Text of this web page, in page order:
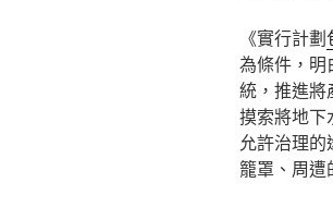
《實行計劃
為條件，明
統，推進將
摸索將地下
允許治理
籠罩、周遭